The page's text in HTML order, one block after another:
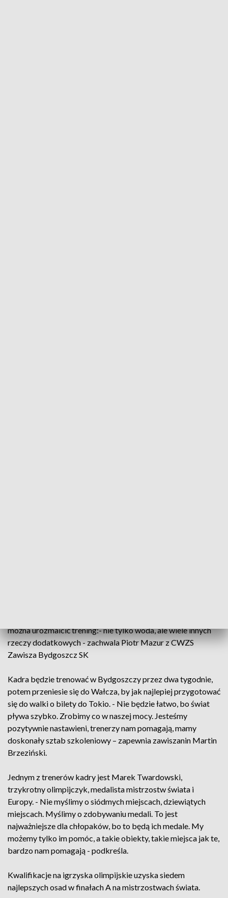
można urozmaicić trening:- nie tylko woda, ale wiele innych
rzeczy dodatkowych - zachwala Piotr Mazur z CWZS
Zawisza Bydgoszcz SK
Kadra będzie trenować w Bydgoszczy przez dwa tygodnie,
potem przeniesie się do Wałcza, by jak najlepiej przygotować
się do walki o bilety do Tokio. - Nie będzie łatwo, bo świat
pływa szybko. Zrobimy co w naszej mocy. Jesteśmy
pozytywnie nastawieni, trenerzy nam pomagają, mamy
doskonały sztab szkoleniowy – zapewnia zawiszanin Martin
Brzeziński.
Jednym z trenerów kadry jest Marek Twardowski,
trzykrotny olimpijczyk, medalista mistrzostw świata i
Europy. - Nie myślimy o siódmych miejscach, dziewiątych
miejscach. Myślimy o zdobywaniu medali. To jest
najważniejsze dla chłopaków, bo to będą ich medale. My
możemy tylko im pomóc, a takie obiekty, takie miejsca jak te,
bardzo nam pomagają - podkreśla.
Kwalifikacje na igrzyska olimpijskie uzyska siedem
najlepszych osad w finałach A na mistrzostwach świata.